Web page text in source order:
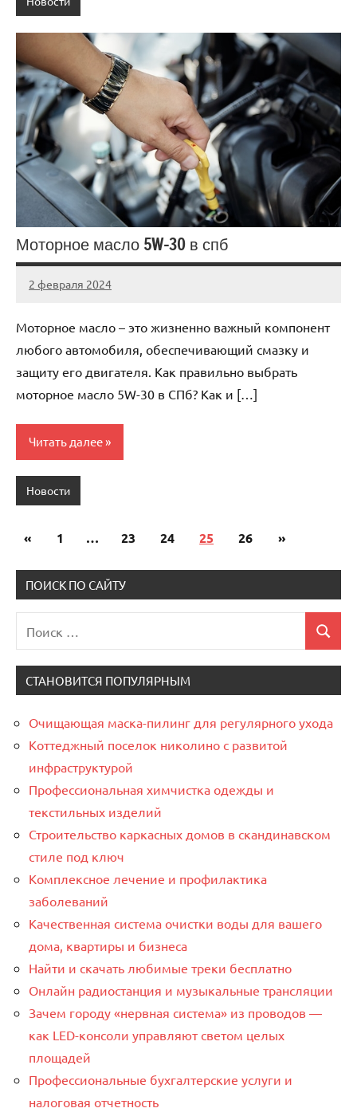
Моторное масло 5W-30 в спб
2 февраля 2024
Avtor
Нет
Моторное масло – это жизненно важный компонент
любого автомобиля, обеспечивающий смазку и
защиту его двигателя. Как правильно выбрать
моторное масло 5W-30 в СПб? Как и […]
Читать далее
Новости
записей
« Предыдущие
1 … 23 24 25 26
Следующие
»
ПОИСК ПО САЙТУ
для:
Поиск
СТАНОВИТСЯ ПОПУЛЯРНЫМ
Очищающая маска-пилинг для регулярного ухода
Коттеджный поселок николино с развитой
инфраструктурой
Профессиональная химчистка одежды и
текстильных изделий
Строительство каркасных домов в скандинавском
стиле под ключ
Комплексное лечение и профилактика
заболеваний
Качественная система очистки воды для вашего
дома, квартиры и бизнеса
Найти и скачать любимые треки бесплатно
Онлайн радиостанция и музыкальные трансляции
Зачем городу «нервная система» из проводов —
как LED-консоли управляют светом целых
площадей
Профессиональные бухгалтерские услуги и
налоговая отчетность